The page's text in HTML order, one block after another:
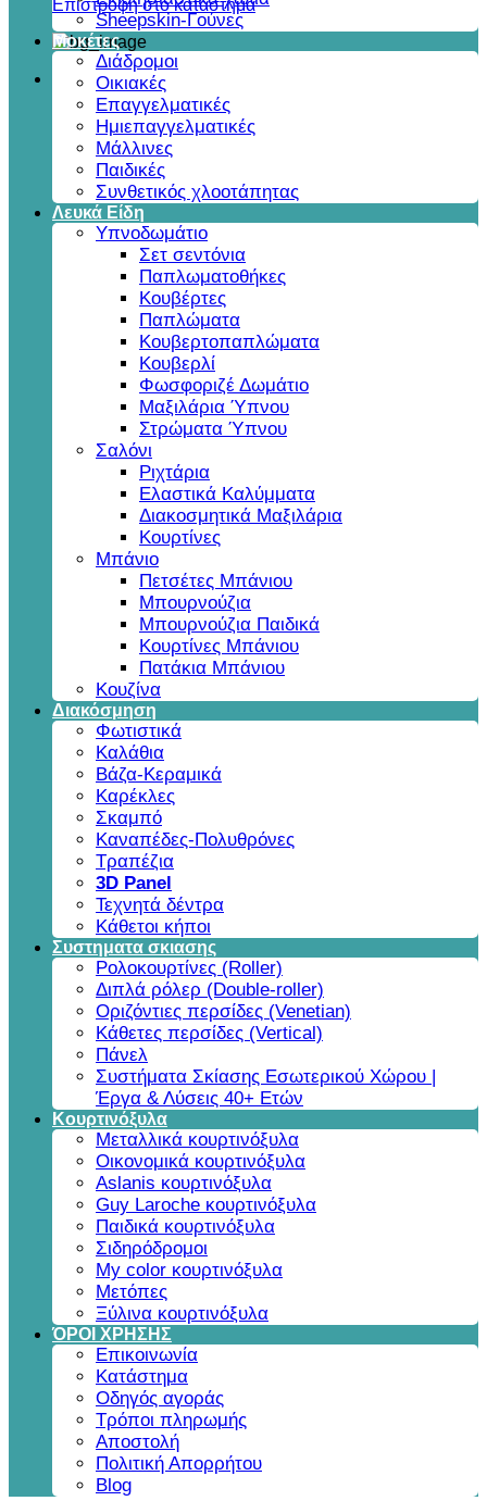
Επιστροφή στο κατάστημα
Sheepskin-Γούνες
Μοκέτες
Διάδρομοι
Οικιακές
Επαγγελματικές
Ημιεπαγγελματικές
Μάλλινες
Παιδικές
Συνθετικός χλοοτάπητας
Λευκά Είδη
Υπνοδωμάτιο
Σετ σεντόνια
Παπλωματοθήκες
Κουβέρτες
Παπλώματα
Κουβερτοπαπλώματα
Κουβερλί
Φωσφοριζέ Δωμάτιο
Μαξιλάρια Ύπνου
Στρώματα Ύπνου
Σαλόνι
Ριχτάρια
Ελαστικά Καλύμματα
Διακοσμητικά Μαξιλάρια
Κουρτίνες
Μπάνιο
Πετσέτες Μπάνιου
Μπουρνούζια
Μπουρνούζια Παιδικά
Κουρτίνες Μπάνιου
Πατάκια Μπάνιου
Κουζίνα
Διακόσμηση
Φωτιστικά
Καλάθια
Βάζα-Κεραμικά
Καρέκλες
Σκαμπό
Καναπέδες-Πολυθρόνες
Τραπέζια
3D Panel
Τεχνητά δέντρα
Κάθετοι κήποι
Συστηματα σκιασης
Ρολοκουρτίνες (Roller)
Διπλά ρόλερ (Double-roller)
Οριζόντιες περσίδες (Venetian)
Κάθετες περσίδες (Vertical)
Πάνελ
Συστήματα Σκίασης Εσωτερικού Χώρου |
Έργα & Λύσεις 40+ Ετών
Κουρτινόξυλα
Μεταλλικά κουρτινόξυλα
Οικονομικά κουρτινόξυλα
Aslanis κουρτινόξυλα
Guy Laroche κουρτινόξυλα
Παιδικά κουρτινόξυλα
Σιδηρόδρομοι
My color κουρτινόξυλα
Μετόπες
Ξύλινα κουρτινόξυλα
ΌΡΟΙ ΧΡΗΣΗΣ
Επικοινωνία
Κατάστημα
Οδηγός αγοράς
Τρόποι πληρωμής
Αποστολή
Πολιτική Απορρήτου
Blog